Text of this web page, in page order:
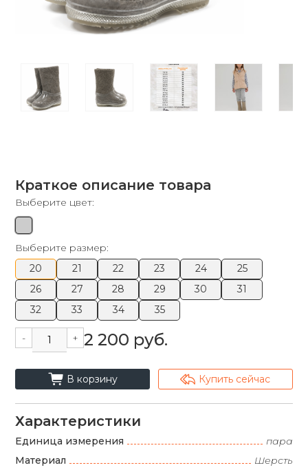
Краткое описание товара
Выберите цвет:
Выберите размер:
20
21 22 23 24
25
26
27 28 29 30
31
32
33 34 35
- + 2 200 руб.
cart_fill В корзину arrowshape_turn_up_left_2 Купить сейчас
Характеристики
Единица измерения
пара
Материал
Шерсть